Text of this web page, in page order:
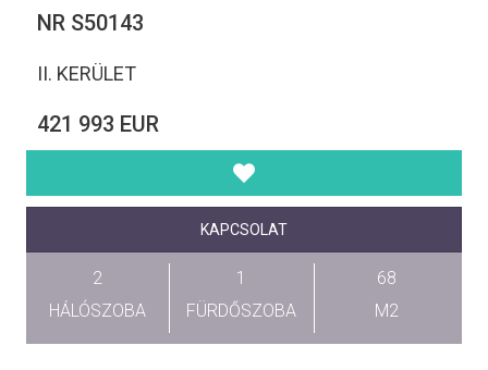
NR S50143
II. KERÜLET
421 993 EUR
KAPCSOLAT
2
HÁLÓSZOBA
1
FÜRDŐSZOBA
68
M2